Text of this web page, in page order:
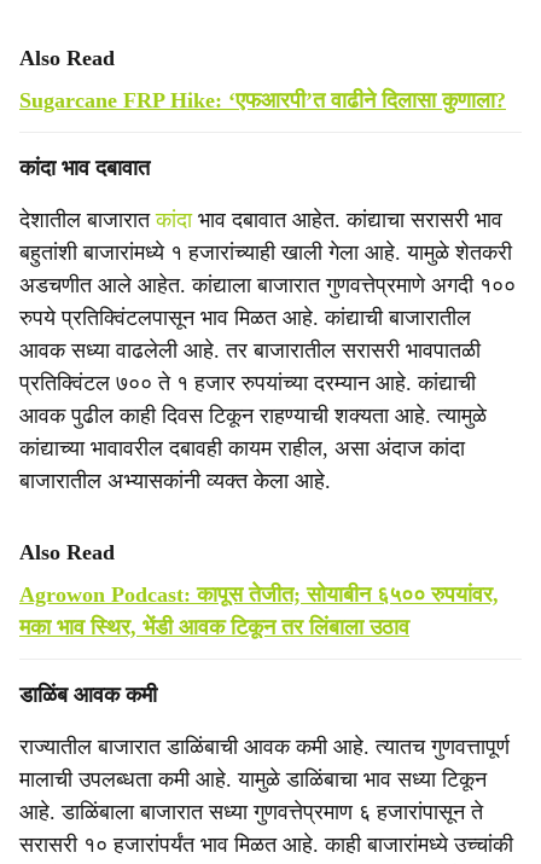
Also Read
Sugarcane FRP Hike: ‘एफआरपी’त वाढीने दिलासा कुणाला?
कांदा भाव दबावात
देशातील बाजारातकांदाभाव दबावात आहेत. कांद्याचा सरासरी भाव
बहुतांशी बाजारांमध्ये १ हजारांच्याही खाली गेला आहे. यामुळे शेतकरी
अडचणीत आले आहेत. कांद्याला बाजारात गुणवत्तेप्रमाणे अगदी १००
रुपये प्रतिक्विंटलपासून भाव मिळत आहे. कांद्याची बाजारातील
आवक सध्या वाढलेली आहे. तर बाजारातील सरासरी भावपातळी
प्रतिक्विंटल ७०० ते १ हजार रुपयांच्या दरम्यान आहे. कांद्याची
आवक पुढील काही दिवस टिकून राहण्याची शक्यता आहे. त्यामुळे
कांद्याच्या भावावरील दबावही कायम राहील, असा अंदाज कांदा
बाजारातील अभ्यासकांनी व्यक्त केला आहे.
Also Read
Agrowon Podcast: कापूस तेजीत; सोयाबीन ६५०० रुपयांवर,
मका भाव स्थिर, भेंडी आवक टिकून तर लिंबाला उठाव
डाळिंब आवक कमी
राज्यातील बाजारात डाळिंबाची आवक कमी आहे. त्यातच गुणवत्तापूर्ण
मालाची उपलब्धता कमी आहे. यामुळे डाळिंबाचा भाव सध्या टिकून
आहे. डाळिंबाला बाजारात सध्या गुणवत्तेप्रमाण ६ हजारांपासून ते
सरासरी १० हजारांपर्यंत भाव मिळत आहे. काही बाजारांमध्ये उच्चांकी